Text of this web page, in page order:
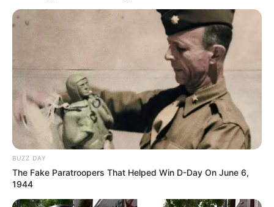
BUZZ DAY
The Fake Paratroopers That Helped Win D-Day On June 6,
1944